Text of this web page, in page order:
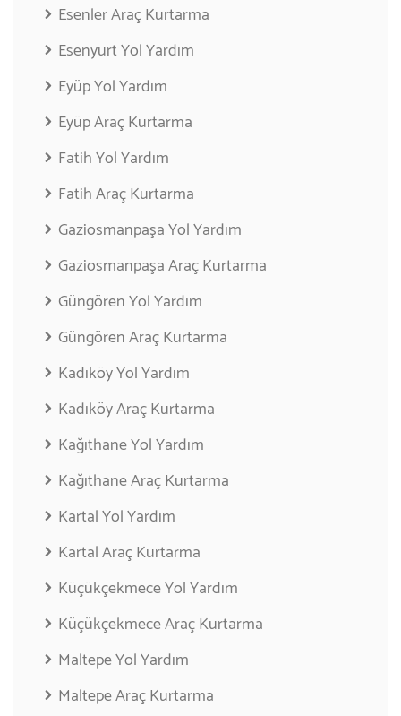
Esenler Araç Kurtarma
Esenyurt Yol Yardım
Eyüp Yol Yardım
Eyüp Araç Kurtarma
Fatih Yol Yardım
Fatih Araç Kurtarma
Gaziosmanpaşa Yol Yardım
Gaziosmanpaşa Araç Kurtarma
Güngören Yol Yardım
Güngören Araç Kurtarma
Kadıköy Yol Yardım
Kadıköy Araç Kurtarma
Kağıthane Yol Yardım
Kağıthane Araç Kurtarma
Kartal Yol Yardım
Kartal Araç Kurtarma
Küçükçekmece Yol Yardım
Küçükçekmece Araç Kurtarma
Maltepe Yol Yardım
Maltepe Araç Kurtarma